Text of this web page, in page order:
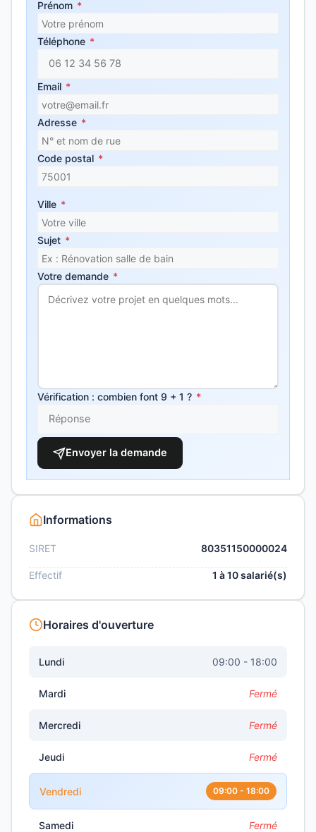
Prénom *
Téléphone *
Email *
Adresse *
Code postal *
Ville *
Sujet *
Votre demande *
Vérification : combien font 9 + 1 ? *
Envoyer la demande
Informations
SIRET 80351150000024
Effectif 1 à 10 salarié(s)
Horaires d'ouverture
Lundi 09:00 - 18:00
Mardi Fermé
Mercredi Fermé
Jeudi Fermé
Vendredi 09:00 - 18:00
Samedi Fermé